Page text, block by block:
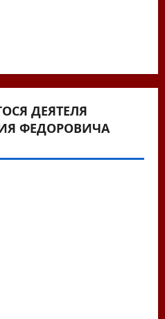
ДЕЯТЕЛЯ
ФЕДОРОВИЧА